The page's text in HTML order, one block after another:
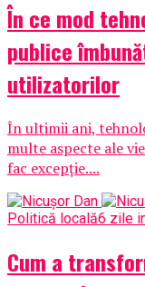
În ce mod
publice
utilizatorilor
În ultimii ani,
multe aspecte ale
fac excepție....
Politică locală6 zile
Cum a